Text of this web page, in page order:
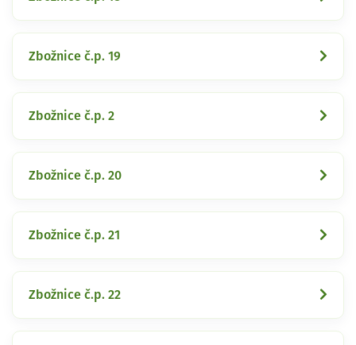
Zbožnice č.p. 19
Zbožnice č.p. 2
Zbožnice č.p. 20
Zbožnice č.p. 21
Zbožnice č.p. 22